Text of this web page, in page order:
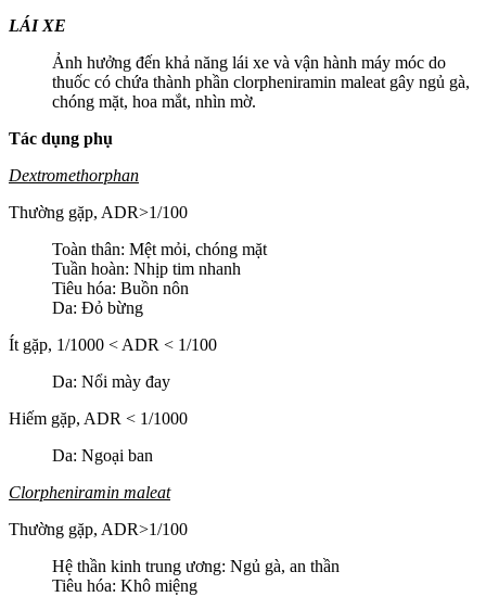
LÁI XE
Ảnh hưởng đến khả năng lái xe và vận hành máy móc do
thuốc có chứa thành phần clorpheniramin maleat gây ngủ gà,
chóng mặt, hoa mắt, nhìn mờ.
Tác dụng phụ
Dextromethorphan
Thường gặp, ADR>1/100
Toàn thân: Mệt mỏi, chóng mặt
Tuần hoàn: Nhịp tim nhanh
Tiêu hóa: Buồn nôn
Da: Đỏ bừng
Ít gặp, 1/1000 < ADR < 1/100
Da: Nổi mày đay
Hiếm gặp, ADR < 1/1000
Da: Ngoại ban
Clorpheniramin maleat
Thường gặp, ADR>1/100
Hệ thần kinh trung ương: Ngủ gà, an thần
Tiêu hóa: Khô miệng